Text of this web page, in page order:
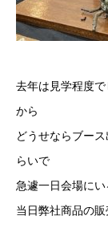
去年は見学程度
から
どうせならブー
らいで
急遽一日会場にい
当日弊社商品の